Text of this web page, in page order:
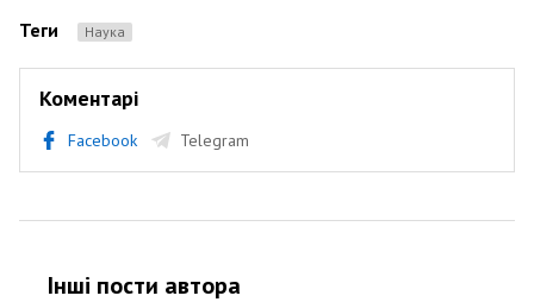
Теги Наука
Коментарі
Facebook Telegram
Інші пости автора